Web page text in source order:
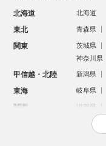
北海道 北海道
東北 青森県
関東 茨城県
神奈川県
甲信越・北陸 新潟県
東海 岐阜県
関西 滋賀県
鳥取県